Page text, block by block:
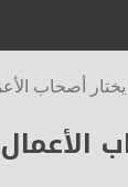
أصحاب